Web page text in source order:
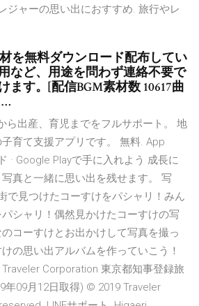
ジャーの思い出におすすめ. 旅行やレ
を無料ダウンロード配布してい
など、用途を問わず連絡不要で
ます。[配信BGM素材数 10617曲
…
ら出産、育児までをフルサポート。 地
育て支援アプリです。 無料. App
· Google Playで手に入れよう 成長に
真と一緒に思い出を残せます。 写
で見つけたコーすけをパシャリ！みん
シャリ！偶然見かけたコーすけの写
コーすけとお出かけして写真を撮っ
の思い出アルバムを作っていこう！
Traveler Corporation 東京都知事登録旅
年09月12日取得) © 2019 Traveler